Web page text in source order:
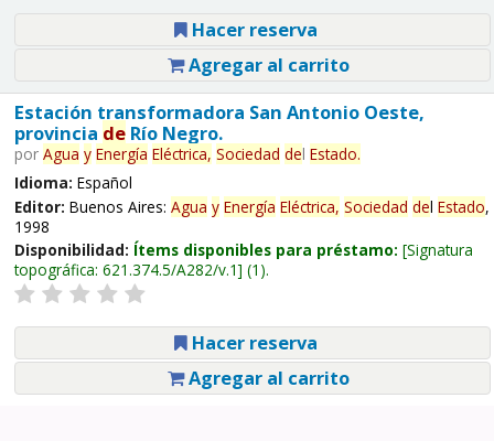
Hacer reserva
Agregar al carrito
Estación transformadora San Antonio Oeste,
provincia deRío Negro.
por Agua y Energía Eléctrica, Sociedad del Estado.
Idioma: Español
Editor: Buenos Aires: Agua y Energía Eléctrica, Sociedad del Estado,
1998
Disponibilidad: Ítems disponibles para préstamo: Signatura
topográfica: 621.374.5/A282/v.1 (1).
Hacer reserva
Agregar al carrito